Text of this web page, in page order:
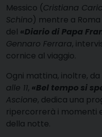
Messico (Cristiana
Schino) mentre a Roma
del «Diario di Papa
Gennaro Ferrara,
cornice al viaggio.
Ogni mattina, inoltre, da
alle 11, «Bel tempo si
Ascione, dedica una
ripercorrerà i momenti
della notte.